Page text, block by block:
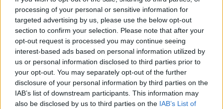
processing of your personal or sensitive information for
targeted advertising by us, please use the below opt-out
section to confirm your selection. Please note that after your
opt-out request is processed you may continue seeing
interest-based ads based on personal information utilized by
us or personal information disclosed to third parties prior to
your opt-out. You may separately opt-out of the further
disclosure of your personal information by third parties on the
IAB’s list of downstream participants. This information may
also be disclosed by us to third parties on the IAB’s List of